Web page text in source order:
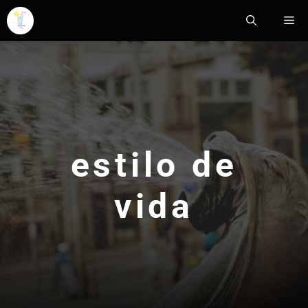
Saltar
al
contenido
estilo de
vida